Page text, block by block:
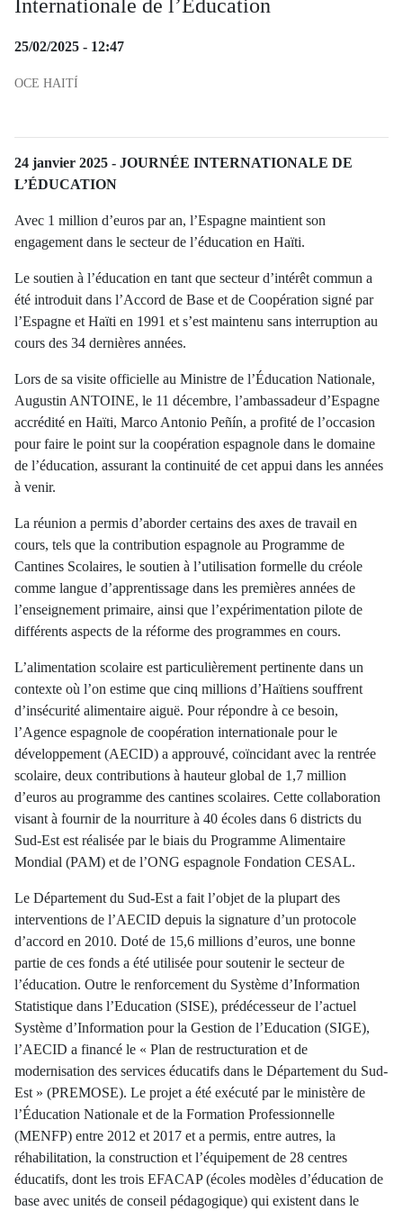
Internationale de l’Éducation
Fecha de publicación de la noticia
25/02/2025 - 12:47
Categorías de la noticia
OCE HAITÍ
Contenido de la noticia
24 janvier 2025 - JOURNÉE INTERNATIONALE DE
L’ÉDUCATION
Avec 1 million d’euros par an, l’Espagne maintient son
engagement dans le secteur de l’éducation en Haïti.
Le soutien à l’éducation en tant que secteur d’intérêt commun a
été introduit dans l’Accord de Base et de Coopération signé par
l’Espagne et Haïti en 1991 et s’est maintenu sans interruption au
cours des 34 dernières années.
Lors de sa visite officielle au Ministre de l’Éducation Nationale,
Augustin ANTOINE, le 11 décembre, l’ambassadeur d’Espagne
accrédité en Haïti, Marco Antonio Peñín, a profité de l’occasion
pour faire le point sur la coopération espagnole dans le domaine
de l’éducation, assurant la continuité de cet appui dans les années
à venir.
La réunion a permis d’aborder certains des axes de travail en
cours, tels que la contribution espagnole au Programme de
Cantines Scolaires, le soutien à l’utilisation formelle du créole
comme langue d’apprentissage dans les premières années de
l’enseignement primaire, ainsi que l’expérimentation pilote de
différents aspects de la réforme des programmes en cours.
L’alimentation scolaire est particulièrement pertinente dans un
contexte où l’on estime que cinq millions d’Haïtiens souffrent
d’insécurité alimentaire aiguë. Pour répondre à ce besoin,
l’Agence espagnole de coopération internationale pour le
développement (AECID) a approuvé, coïncidant avec la rentrée
scolaire, deux contributions à hauteur global de 1,7 million
d’euros au programme des cantines scolaires. Cette collaboration
visant à fournir de la nourriture à 40 écoles dans 6 districts du
Sud-Est est réalisée par le biais du Programme Alimentaire
Mondial (PAM) et de l’ONG espagnole Fondation CESAL.
Le Département du Sud-Est a fait l’objet de la plupart des
interventions de l’AECID depuis la signature d’un protocole
d’accord en 2010. Doté de 15,6 millions d’euros, une bonne
partie de ces fonds a été utilisée pour soutenir le secteur de
l’éducation. Outre le renforcement du Système d’Information
Statistique dans l’Education (SISE), prédécesseur de l’actuel
Système d’Information pour la Gestion de l’Education (SIGE),
l’AECID a financé le « Plan de restructuration et de
modernisation des services éducatifs dans le Département du Sud-
Est » (PREMOSE). Le projet a été exécuté par le ministère de
l’Éducation Nationale et de la Formation Professionnelle
(MENFP) entre 2012 et 2017 et a permis, entre autres, la
réhabilitation, la construction et l’équipement de 28 centres
éducatifs, dont les trois EFACAP (écoles modèles d’éducation de
base avec unités de conseil pédagogique) qui existent dans le